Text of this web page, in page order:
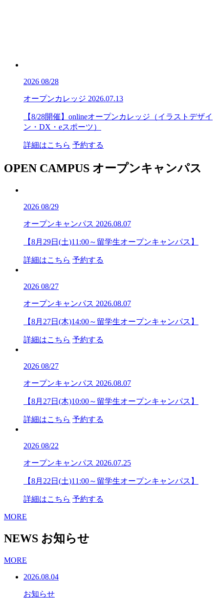
2026 08/28
オープンカレッジ 2026.07.13
【8/28開催】onlineオープンカレッジ（イラストデザイ
ン・DX・eスポーツ）
詳細はこちら 予約する
OPEN CAMPUS オープンキャンパス
2026 08/29
オープンキャンパス 2026.08.07
【8月29日(土)11:00～留学生オープンキャンパス】
詳細はこちら 予約する
2026 08/27
オープンキャンパス 2026.08.07
【8月27日(木)14:00～留学生オープンキャンパス】
詳細はこちら 予約する
2026 08/27
オープンキャンパス 2026.08.07
【8月27日(木)10:00～留学生オープンキャンパス】
詳細はこちら 予約する
2026 08/22
オープンキャンパス 2026.07.25
【8月22日(土)11:00～留学生オープンキャンパス】
詳細はこちら 予約する
MORE
NEWS お知らせ
MORE
2026.08.04
お知らせ